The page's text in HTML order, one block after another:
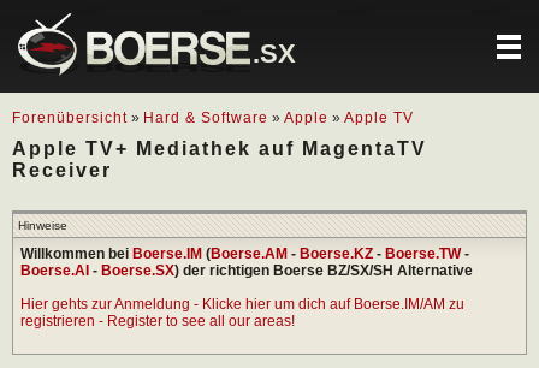
.SX
Forenübersicht » Hard & Software » Apple » Apple TV
Apple TV+ Mediathek auf MagentaTV
Receiver
Hinweise
Willkommen bei Boerse.IM (Boerse.AM - Boerse.KZ - Boerse.TW-
Boerse.AI - Boerse.SX) der richtigen Boerse BZ/SX/SH Alternative
Hier gehts zur Anmeldung - Klicke hier um dich auf Boerse.IM/AM zu
registrieren - Register to see all our areas!